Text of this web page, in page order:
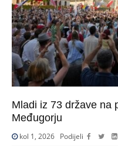
Mladi iz 73 države na
Međugorju
kol 1, 2026 Podijeli